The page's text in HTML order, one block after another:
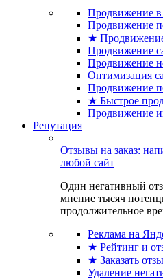
Продвижение
Продвижение
★
Продвижение
Продвижение
Оптимизация
Продвижение
★ Быстрое
Продвижение
Репутация
Отзывы на заказ:
любой сайт
Один негативный
мнение тысяч
продолжительное
Реклама на
★ Рейтинг и
★ Заказать
Удаление